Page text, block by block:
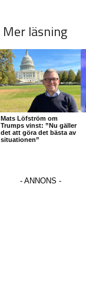
Mer läsning
Mats Löfström om
Trumps vinst: ”Nu gäller
det att göra det bästa av
situationen”